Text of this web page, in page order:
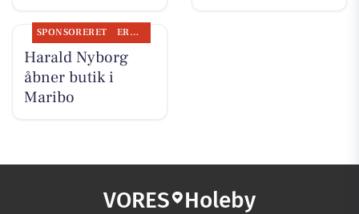
SPONSORERET ERHVERV
Harald Nyborg
åbner butik i
Maribo
VORES Holeby